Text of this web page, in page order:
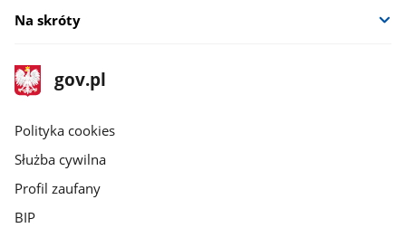
Na skróty
stopka
gov.pl
Strona
gov.pl
gov.pl
Polityka cookies
Służba cywilna
Profil zaufany
BIP